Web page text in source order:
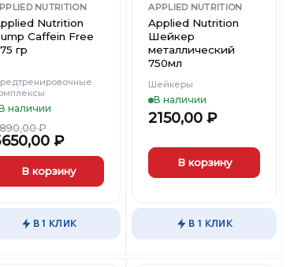
NUTRITION
Nutrition
Caffein Free
гр
наличии
₽
₽
В корзину
В 1 КЛИК
APPLIED NUTRITION
Applied Nutrition
Шейкер
металлический
750мл
Шейкеры
В наличии
2150,00₽
В корзину
В 1 КЛИК